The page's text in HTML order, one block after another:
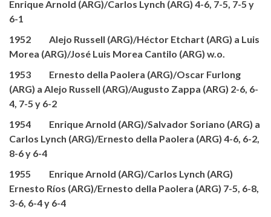
Enrique Arnold (ARG)/Carlos Lynch (ARG) 4-6, 7-5, 7-5 y
6-1
1952 Alejo Russell (ARG)/Héctor Etchart (ARG) a Luis
Morea (ARG)/José Luis Morea Cantilo (ARG) w.o.
1953 Ernesto della Paolera (ARG)/Oscar Furlong
(ARG) a Alejo Russell (ARG)/Augusto Zappa (ARG) 2-6, 6-
4, 7-5 y 6-2
1954 Enrique Arnold (ARG)/Salvador Soriano (ARG) a
Carlos Lynch (ARG)/Ernesto della Paolera (ARG) 4-6, 6-2,
8-6 y 6-4
1955 Enrique Arnold (ARG)/Carlos Lynch (ARG)
Ernesto Ríos (ARG)/Ernesto della Paolera (ARG) 7-5, 6-8,
3-6, 6-4 y 6-4